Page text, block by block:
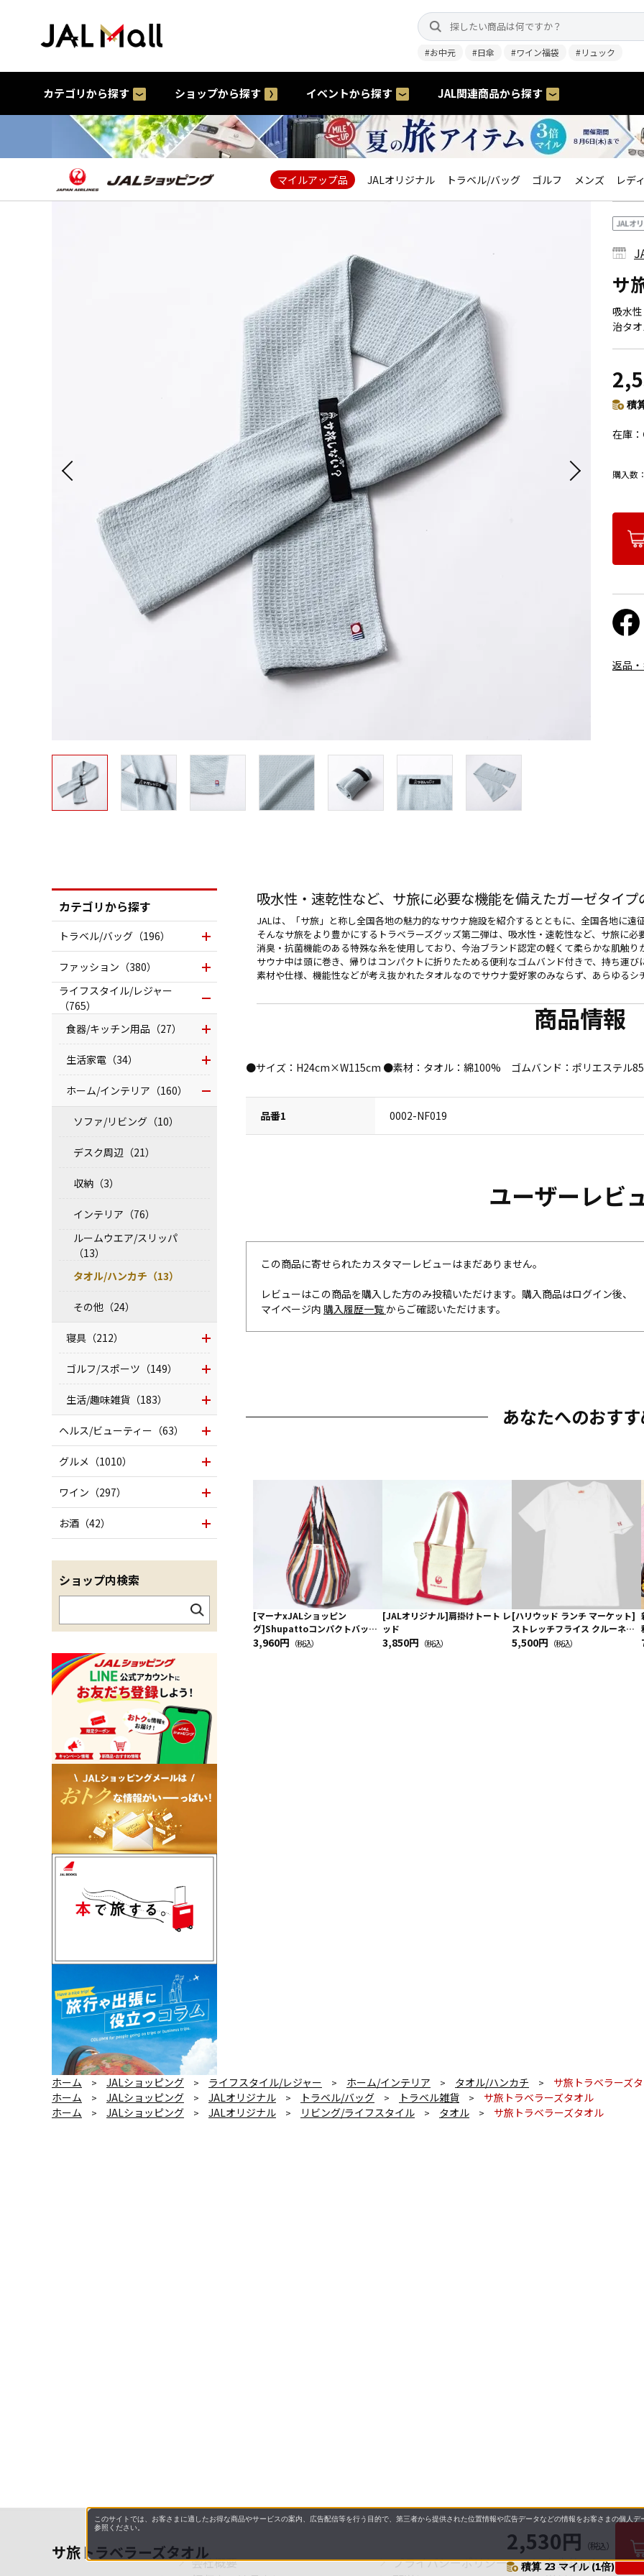
#お中元 #日傘 #ワイン福袋 #リュック
カテゴリから探す ショップから探す イベントから探す JAL関連商品から探す
マイルアップ品 JALオリジナル トラベル/バッグ ゴルフ メンズ レデ
サ
吸水
治タ
積
在庫
購入数
サ旅トラベラーズタオル 2,530円 （税込）
積算 23 マイル (1倍)
返品
吸水性・速乾性など、サ旅に必要な機能を備えたガーゼタイプ
JALは、「サ旅」と称し全国各地の魅力的なサウナ施設を紹介するとともに、全国各地に遠
そんなサ旅をより豊かにするトラベラーズグッズ第二弾は、吸水性・速乾性など、サ旅に
消臭・抗菌機能のある特殊な糸を使用しており、今治ブランド認定の軽くて柔らかな肌触り
サウナ中は頭に巻き、帰りはコンパクトに折りたためる便利なゴムバンド付きで、持ち運び
素材や仕様、機能性などが考え抜かれたタオルなのでサウナ愛好家のみならず、あらゆる
商品情報
●サイズ：H24cm×W115cm ●素材：タオル：綿100% ゴムバンド：ポリエステル
品番1 0002-NF019
ユーザーレビ
この商品に寄せられたカスタマーレビューはまだありません。
レビューはこの商品を購入した方のみ投稿いただけます。購入商品はログイン後、
マイページ内 購入履歴一覧からご確認いただけます。
あなたへのおす
[マーナxJALショッピン
グ]Shupattoコンパクトバッグ
Drop JAL客室乗務員（LC）スカ
3,960円 （税込）
[JALオリジナル]肩掛けトート レ
ッド
3,850円 （税込）
[ハリウッド ランチ マーケット]
ストレッチフライス クルーネッ
ク別注半袖Ｔシャツ
5,500円 （税込）
カテゴリから探す
トラベル/バッグ（196）
ファッション（380）
ライフスタイル/レジャー
（765）
食器/キッチン用品（27）
生活家電（34）
ホーム/インテリア（160）
ソファ/リビング（10）
デスク周辺（21）
収納（3）
インテリア（76）
ルームウエア/スリッパ
（13）
タオル/ハンカチ（13）
その他（24）
寝具（212）
ゴルフ/スポーツ（149）
生活/趣味雑貨（183）
ヘルス/ビューティー（63）
グルメ（1010）
ワイン（297）
お酒（42）
ショップ内検索
ホーム > JALショッピング > ライフスタイル/レジャー > ホーム/インテリア > タオル/ハンカチ >
サ旅トラベラーズ
ホーム
> JALショッピング > JALオリジナル > トラベル/バッグ > トラベル雑貨 >
サ旅トラベラーズタオル
ホーム
> JALショッピング > JALオリジナル > リビング/ライフスタイル > タオル > サ旅トラベラーズタオル
会社概要 プライバシーポリシー
お支払いについて
このサイトでは、お客さまに適したお得な商品やサービスの案内、広告配信等を行う目的で、第三者から提供された位置情報や広告データなどの情報をお客さまの個人
参照ください。